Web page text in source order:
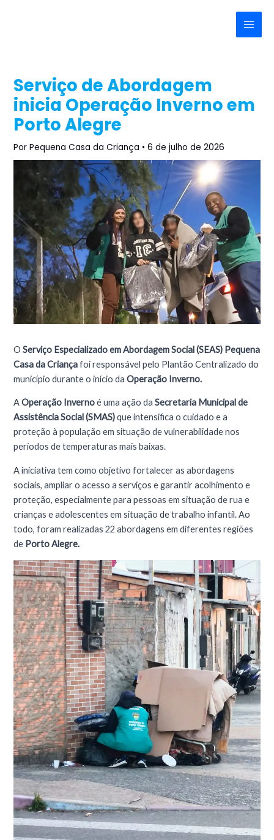
Main
Menu
Serviço de Abordagem
inicia Operação Inverno em
Porto Alegre
PorPequena Casa da Criança •6 de julho de 2026
OServiço Especializado em Abordagem Social (SEAS) Pequena
Casa da Criançafoi responsável pelo Plantão Centralizado do
município durante o início daOperação Inverno.
AOperação Invernoé uma ação da Secretaria Municipal de
Assistência Social (SMAS)que intensifica o cuidado e a
proteção à população em situação de vulnerabilidade nos
períodos de temperaturas mais baixas.
A iniciativa tem como objetivo fortalecer as abordagens
sociais, ampliar o acesso a serviços e garantir acolhimento e
proteção, especialmente para pessoas em situação de rua e
crianças e adolescentes em situação de trabalho infantil. Ao
todo, foram realizadas 22 abordagens em diferentes regiões
de Porto Alegre.